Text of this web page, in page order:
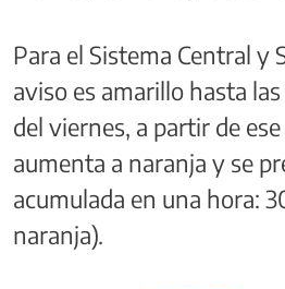
Para el Sistema Central y
aviso es amarillo hasta
del viernes, a partir de
aumenta a naranja y se
acumulada en una hora:
naranja).